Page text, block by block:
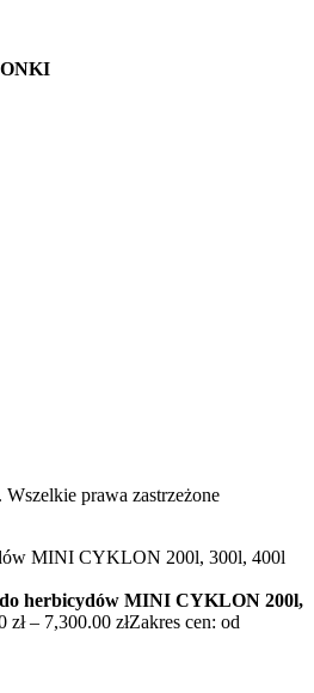
Wszelkie prawa zastrzeżone
herbicydów MINI CYKLON 200l,
zł – 7,300.00 złZakres cen: od